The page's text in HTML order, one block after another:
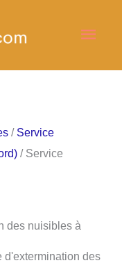
/ Service
/ Service
des nuisibles à
d'extermination des